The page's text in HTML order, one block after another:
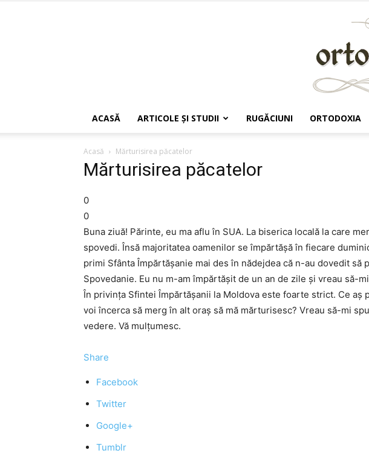
ACASĂ ARTICOLE ŞI STUDII RUGĂCIUNI ORTODOXIA
Acasă Mărturisirea păcatelor
Mărturisirea păcatelor
0
0
Buna ziuă! Părinte, eu ma aflu în SUA. La biserica locală la care
spovedi. Însă majoritatea oamenilor se împărtășă în fiecare
primi Sfânta Împărtășanie mai des în nădejdea că n-au dovedit să
Spovedanie. Eu nu m-am împărtășit de un an de zile și vreau să-
În privinţa Sfintei Împărtășanii la Moldova este foarte strict. Ce aș
voi încerca să merg în alt oraș să mă mărturisesc? Vreau să-mi
vedere. Vă mulțumesc.
Share
Facebook
Twitter
Google+
Tumblr